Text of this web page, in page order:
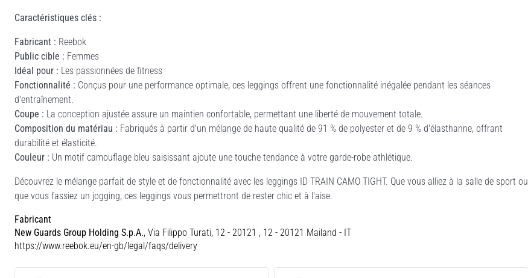
Caractéristiques clés :
Fabricant : Reebok
Public cible : Femmes
Idéal pour : Les passionnées de fitness
Fonctionnalité : Conçus pour une performance optimale, ces leggings offrent une fonctionnalité inégalée pendant les séances
d'entraînement.
Coupe : La conception ajustée assure un maintien confortable, permettant une liberté de mouvement totale.
Composition du matériau : Fabriqués à partir d'un mélange de haute qualité de 91 % de polyester et de 9 % d'élasthanne, offrant
durabilité et élasticité.
Couleur : Un motif camouflage bleu saisissant ajoute une touche tendance à votre garde-robe athlétique.
Découvrez le mélange parfait de style et de fonctionnalité avec les leggings ID TRAIN CAMO TIGHT. Que vous alliez à la salle de sport ou
que vous fassiez un jogging, ces leggings vous permettront de rester chic et à l'aise.
Fabricant
New Guards Group Holding S.p.A., Via Filippo Turati, 12 - 20121 , 12 - 20121 Mailand - IT
https://www.reebok.eu/en-gb/legal/faqs/delivery